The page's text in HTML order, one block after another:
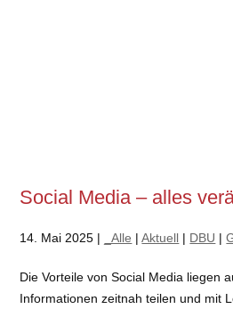
Social Media – alles
14. Mai 2025 | _Alle |Aktuell | DBU |
Die Vorteile von Social Media liegen
Informationen zeitnah teilen und mit